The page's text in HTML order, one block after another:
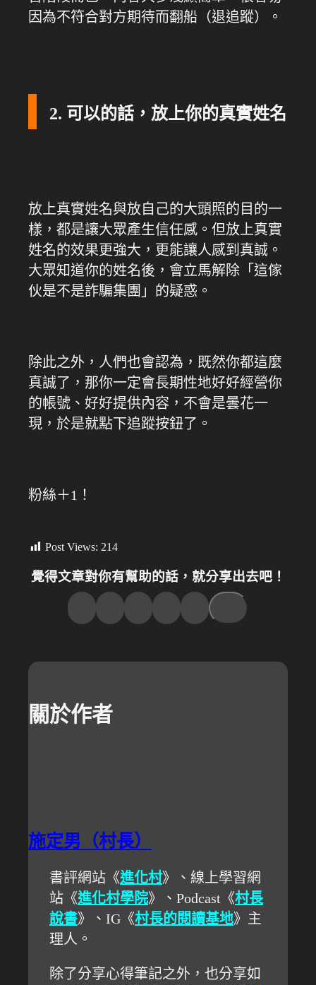
因為不符合對方期待而翻船（退追蹤）。
2. 可以的話，放上你的真實姓名
放上真實姓名與放自己的大頭照的目的一
樣，都是讓大眾產生信任感。但放上真實
姓名的效果更強大，更能讓人感到真誠。
大眾知道你的姓名後，會立馬解除「這傢
伙是不是詐騙集團」的疑惑。
除此之外，人們也會認為，既然你都這麼
真誠了，那你一定會長期性地好好經營你
的帳號、好好提供內容，不會是曇花一
現，於是就點下追蹤按鈕了。
粉絲＋1！
Post Views: 214
覺得文章對你有幫助的話，就分享出去吧！
關於作者
施定男（村長）
書評網站《進化村》、線上學習網
站《進化村學院》、Podcast《村長
說書》、IG《村長的閱讀基地》主
理人。
除了分享心得筆記之外，也分享如